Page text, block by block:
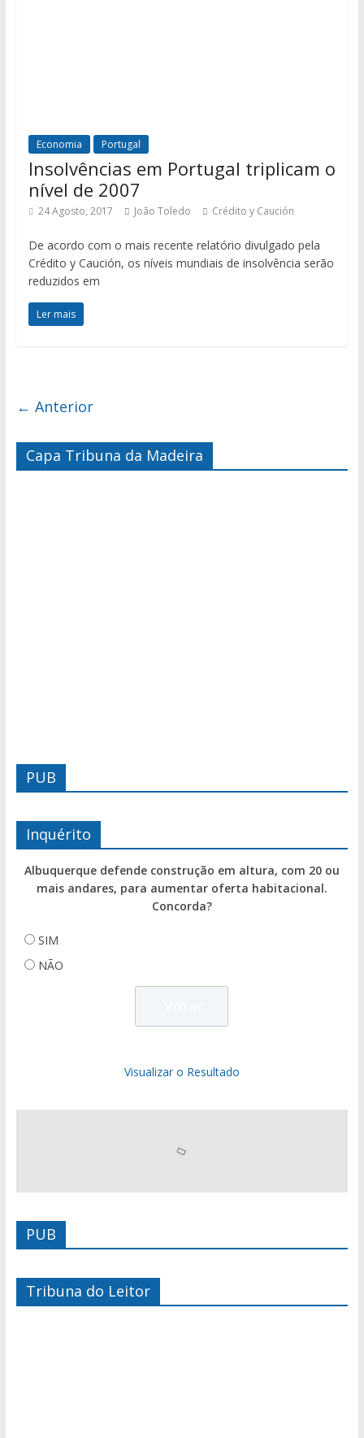
Economia Portugal
Insolvências em Portugal triplicam o
nível de 2007
24 Agosto, 2017 João Toledo Crédito y Caución
De acordo com o mais recente relatório divulgado pela
Crédito y Caución, os níveis mundiais de insolvência serão
reduzidos em
Ler mais
← Anterior
Capa Tribuna da Madeira
PUB
Inquérito
Albuquerque defende construção em altura, com 20 ou
mais andares, para aumentar oferta habitacional.
Concorda?
SIM
NÃO
Visualizar o Resultado
PUB
Tribuna do Leitor